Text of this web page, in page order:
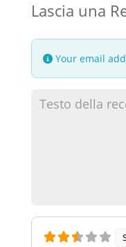
Lascia una
Your email